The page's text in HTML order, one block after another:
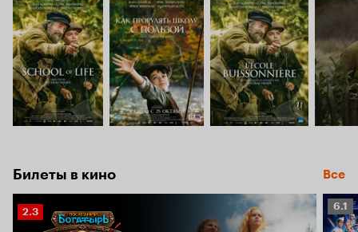
Билеты в кино Все
Рейтинг
Кинопоиска
2.3 6.1